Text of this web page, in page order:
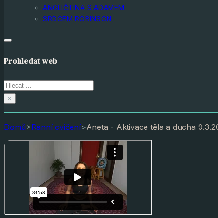
ANGLIČTINA S ADAMEM
SRDCEM ROBINSON
Prohledat web
Hledat
×
Domů>Ranní cvičení>Aneta - Aktivace těla a ducha